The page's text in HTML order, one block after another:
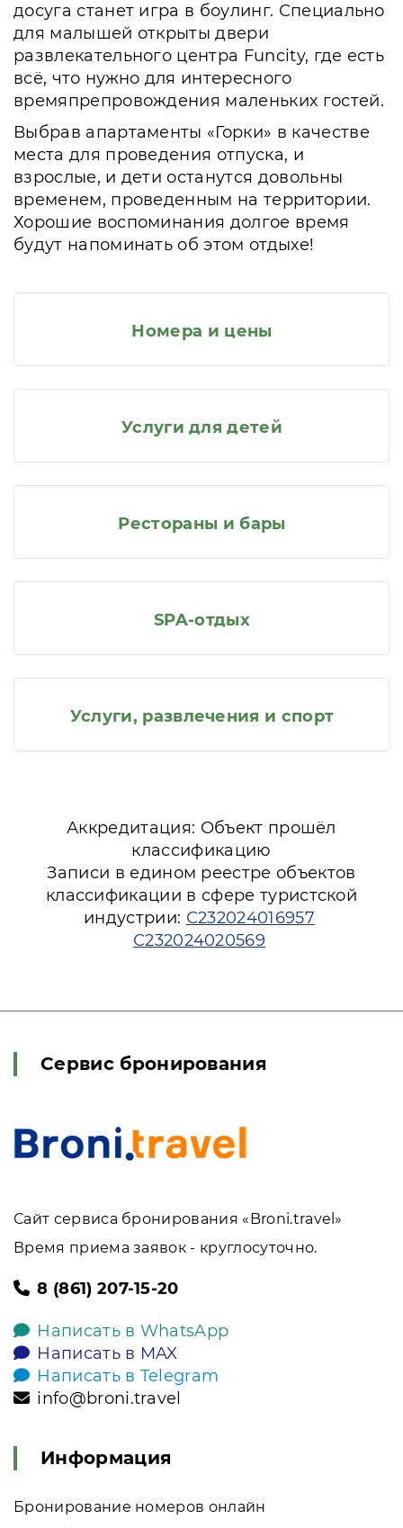
досуга станет игра в боулинг. Специально
для малышей открыты двери
развлекательного центра Funcity, где есть
всё, что нужно для интересного
времяпрепровождения маленьких гостей.
Выбрав апартаменты «Горки» в качестве
места для проведения отпуска, и
взрослые, и дети останутся довольны
временем, проведенным на территории.
Хорошие воспоминания долгое время
будут напоминать об этом отдыхе!
Номера и цены
Услуги для детей
Рестораны и бары
SPA-отдых
Услуги, развлечения и спорт
Аккредитация: Объект прошёл
классификацию
Записи в едином реестре объектов
классификации в сфере туристской
индустрии: С232024016957
С232024020569
Сервис бронирования
Сайт сервиса бронирования «Broni.travel»
Время приема заявок - круглосуточно.
8 (861) 207-15-20
Написать в WhatsApp
Написать в MAX
Написать в Telegram
info@broni.travel
Информация
Бронирование номеров онлайн